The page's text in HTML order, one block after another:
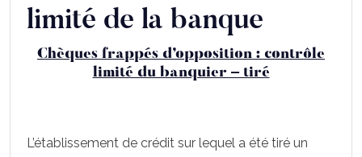
limité de la banque
Chèques frappés d’opposition : contrôle
limité du banquier – tiré
L’établissement de crédit sur lequel a été tiré un